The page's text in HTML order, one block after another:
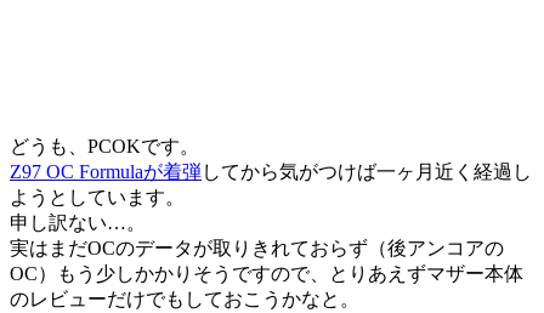
どうも、PCOKです。
Z97 OC Formulaが着弾してから気がつけば一ヶ月近く経過し
ようとしています。
申し訳ない…。
実はまだOCのデータが取りきれておらず（後アンコアの
OC）もう少しかかりそうですので、とりあえずマザー本体
のレビューだけでもしておこうかなと。